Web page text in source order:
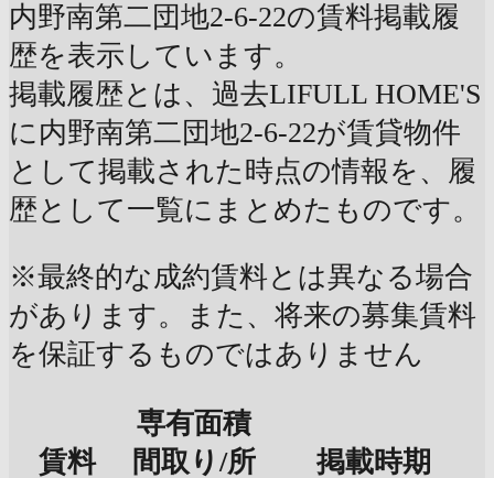
内野南第二団地2-6-22の賃料掲載履
歴を表示しています。
掲載履歴とは、過去LIFULL HOME'S
に内野南第二団地2-6-22が賃貸物件
として掲載された時点の情報を、履
歴として一覧にまとめたものです。
※最終的な成約賃料とは異なる場合
があります。また、将来の募集賃料
を保証するものではありません
賃料
専有面積
間取り/所
掲載時期